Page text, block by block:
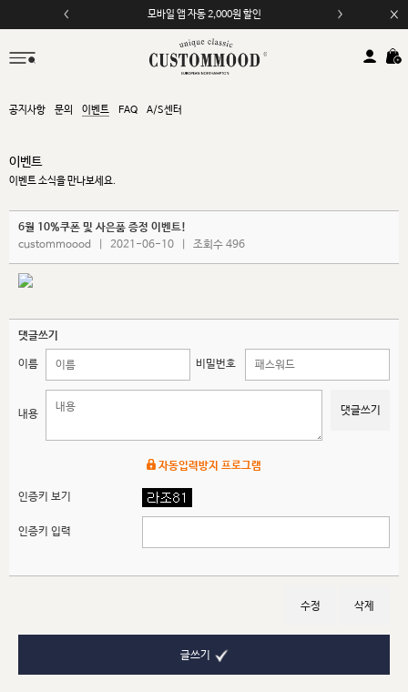
모바일 앱 자동 2,000원 할인
공지사항 문의 이벤트 FAQ A/S센터
이벤트
이벤트 소식을 만나보세요.
6월 10%쿠폰 및 사은품 증정 이벤트!
custommoood
2021-06-10 조회수 496
댓글쓰기
이름 비밀번호
내용 댓글쓰기
자동입력방지 프로그램
인증키 보기
인증키 입력
수정 삭제
글쓰기